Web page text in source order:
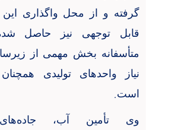
گرفته و از محل واگذاری
قابل توجهی نیز حاصل
متأسفانه بخش مهمی از
نیاز واحدهای تولیدی
است.
وی تأمین آب،